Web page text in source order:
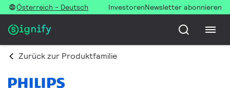
Österreich - Deutsch InvestorenNewsletter abonnieren
Zurück zur Produktfamilie